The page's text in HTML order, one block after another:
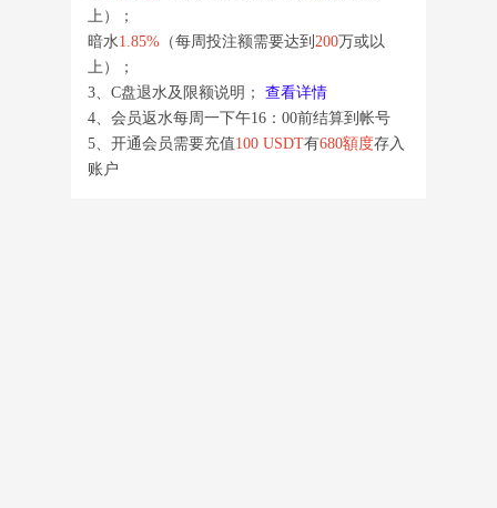
上）；
暗水1.85% （每周投注额需要达到 200万或以
上）；
3、C盘退水及限额说明； 查看详情
4、会员返水每周一下午16：00前结算到帐号
5、开通会员需要充值100 USDT有680額度存入
账户